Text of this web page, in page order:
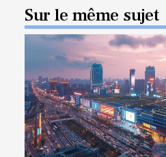
Sur le même sujet